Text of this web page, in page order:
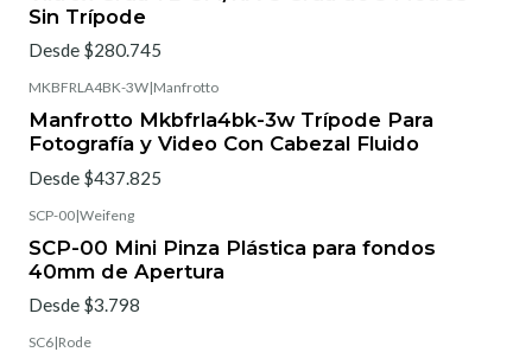
Sin Trípode
Desde $280.745
MKBFRLA4BK-3W|Manfrotto
Manfrotto Mkbfrla4bk-3w Trípode Para
Fotografía y Video Con Cabezal Fluido
Desde $437.825
SCP-00|Weifeng
SCP-00 Mini Pinza Plástica para fondos
40mm de Apertura
Desde $3.798
SC6|Rode